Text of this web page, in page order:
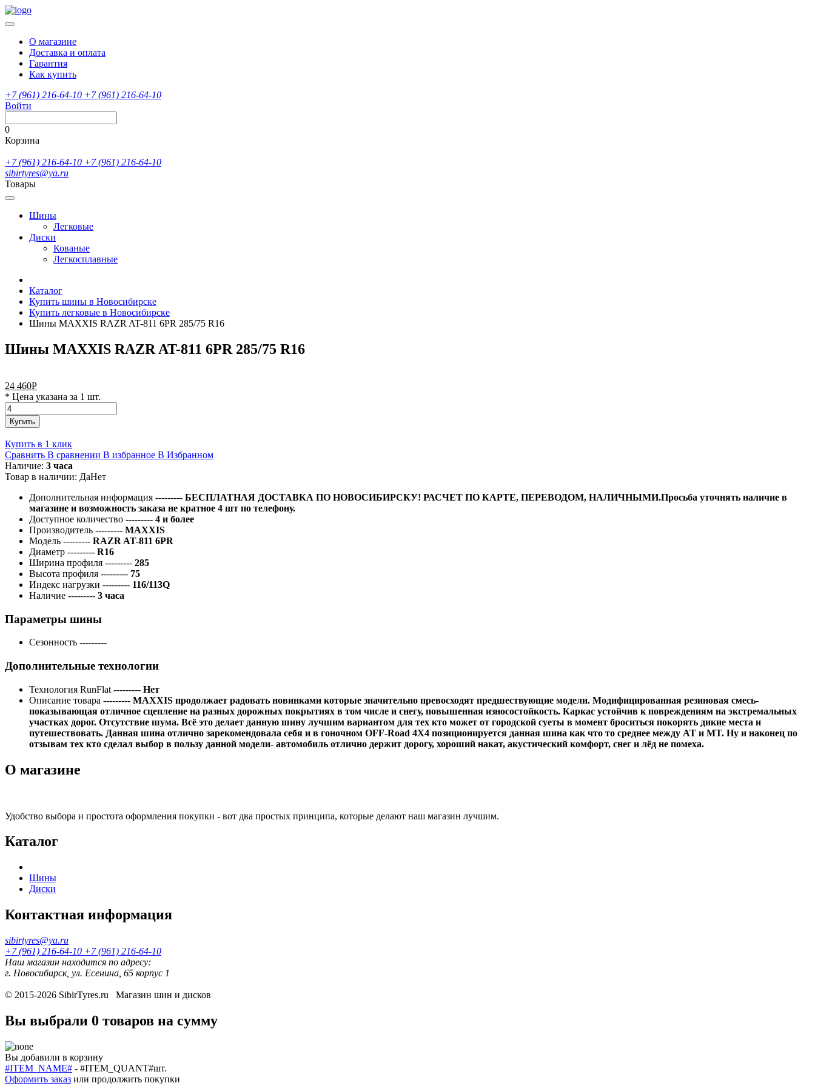
О магазине
Доставка и оплата
Гарантия
Как купить
+7 (961) 216-64-10 +7 (961) 216-64-10
Войти
0
Корзина
+7 (961) 216-64-10 +7 (961) 216-64-10
sibirtyres@ya.ru
Товары
Шины
Легковые
Диски
Кованые
Легкосплавные
Каталог
Купить шины в Новосибирске
Купить легковые в Новосибирске
Шины MAXXIS RAZR AT-811 6PR 285/75 R16
Шины MAXXIS RAZR AT-811 6PR 285/75 R16
24 460Р
* Цена указана за 1 шт.
Купить
Купить в 1 клик
Сравнить В сравнении В избранное В Избранном
Наличие: 3 часа
Товар в наличии: ДаНет
Дополнительная информация --------- БЕСПЛАТНАЯ ДОСТАВКА ПО НОВОСИБИРСКУ! РАСЧЕТ ПО КАРТЕ, ПЕРЕВОДОМ, НАЛИЧНЫМИ.Просьба уточнять наличие в
магазине и возможность заказа не кратное 4 шт по телефону.
Доступное количество --------- 4 и более
Производитель --------- MAXXIS
Модель --------- RAZR AT-811 6PR
Диаметр --------- R16
Ширина профиля --------- 285
Высота профиля --------- 75
Индекс нагрузки --------- 116/113Q
Наличие --------- 3 часа
Параметры шины
Сезонность ---------
Дополнительные технологии
Технология RunFlat --------- Нет
Описание товара --------- MAXXIS продолжает радовать новинками которые значительно превосходят предшествующие модели. Модифицированная резиновая смесь-
показывающая отличное сцепление на разных дорожных покрытиях в том числе и снегу, повышенная износостойкость. Каркас устойчив к повреждениям на экстремальных
участках дорог. Отсутствие шума. Всё это делает данную шину лучшим вариантом для тех кто может от городской суеты в момент броситься покорять дикие места и
путешествовать. Данная шина отлично зарекомендовала себя и в гоночном OFF-Road 4X4 позиционируется данная шина как что то среднее между AT и MT. Ну и наконец по
отзывам тех кто сделал выбор в пользу данной модели- автомобиль отлично держит дорогу, хороший накат, акустический комфорт, снег и лёд не помеха.
О магазине
Удобство выбора и простота оформления покупки - вот два простых принципа, которые делают наш магазин лучшим.
Каталог
Шины
Диски
Контактная информация
sibirtyres@ya.ru
+7 (961) 216-64-10 +7 (961) 216-64-10
Наш магазин находится по адресу:
г. Новосибирск, ул. Есенина, 65 корпус 1
© 2015-2026 SibirTyres.ru Магазин шин и дисков
Вы выбрали 0 товаров на сумму
Вы добавили в корзину
#ITEM_NAME# - #ITEM_QUANT#шт.
Оформить заказ или продолжить покупки